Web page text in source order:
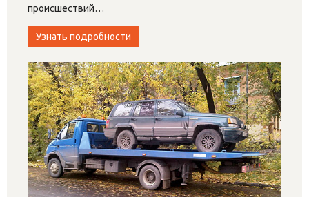
происшествий…
Узнать подробности